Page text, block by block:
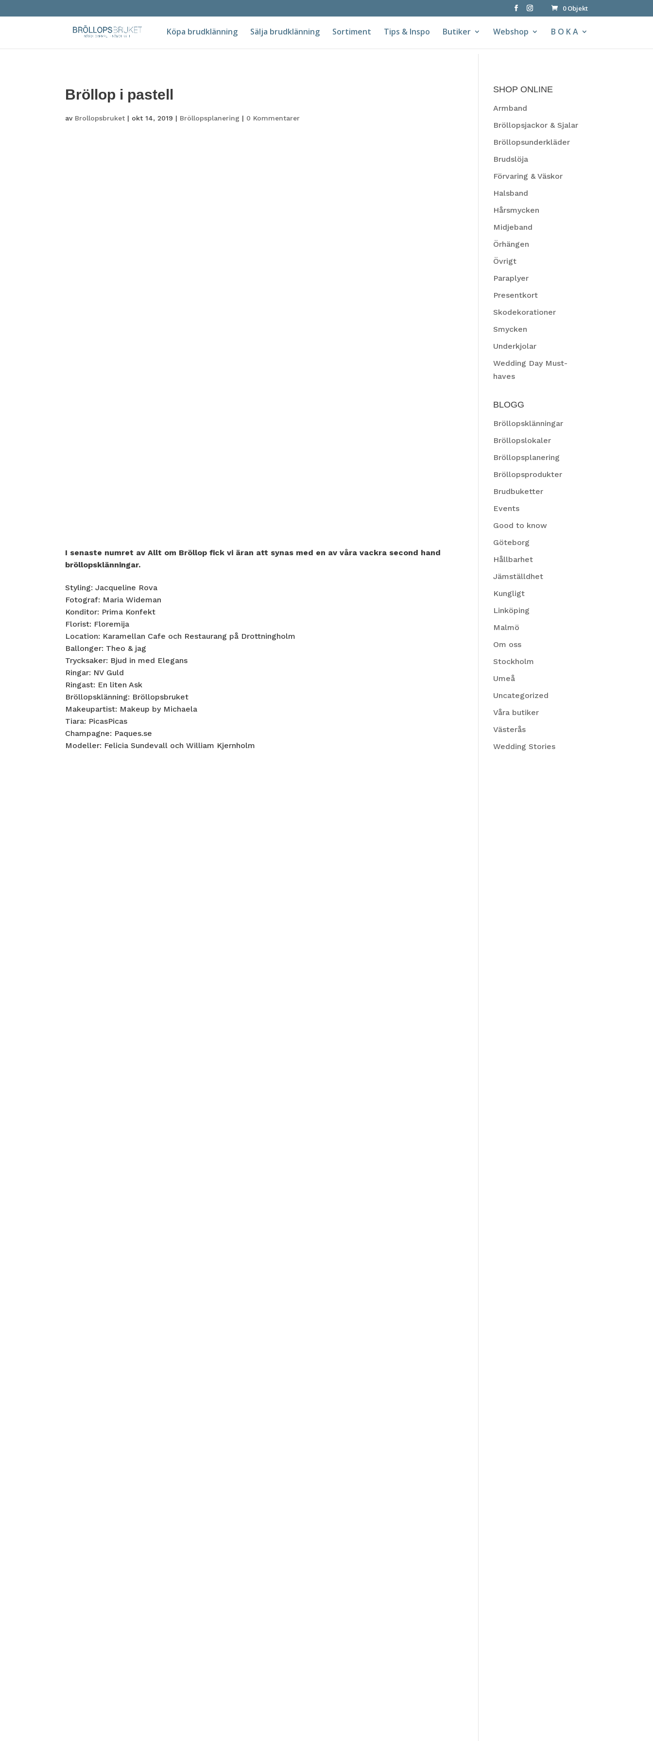
0 Objekt
Köpa brudklänning Sälja brudklänning Sortiment Tips & Inspo Butiker Webshop B O K A
Bröllop i pastell
av Brollopsbruket | okt 14, 2019 | Bröllopsplanering | 0 Kommentarer
I senaste numret av Allt om Bröllop fick vi äran att synas med en av våra vackra second hand
bröllopsklänningar.
Styling: Jacqueline Rova
Fotograf: Maria Wideman
Konditor: Prima Konfekt
Florist: Floremija
Location: Karamellan Cafe och Restaurang på Drottningholm
Ballonger: Theo & jag
Trycksaker: Bjud in med Elegans
Ringar: NV Guld
Ringast: En liten Ask
Bröllopsklänning: Bröllopsbruket
Makeupartist: Makeup by Michaela
Tiara: PicasPicas
Champagne: Paques.se
Modeller: Felicia Sundevall och William Kjernholm
SHOP ONLINE
Armband
Bröllopsjackor & Sjalar
Bröllopsunderkläder
Brudslöja
Förvaring & Väskor
Halsband
Hårsmycken
Midjeband
Örhängen
Övrigt
Paraplyer
Presentkort
Skodekorationer
Smycken
Underkjolar
Wedding Day Must-
haves
BLOGG
Bröllopsklänningar
Bröllopslokaler
Bröllopsplanering
Bröllopsprodukter
Brudbuketter
Events
Good to know
Göteborg
Hållbarhet
Jämställdhet
Kungligt
Linköping
Malmö
Om oss
Stockholm
Umeå
Uncategorized
Våra butiker
Västerås
Wedding Stories